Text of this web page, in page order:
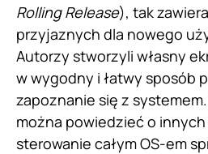
Rolling Release), tak
przyjaznych dla nowego
Autorzy stworzyli własny
w wygodny i łatwy sposób
zapoznanie się z
można powiedzieć o
sterowanie całym OS-em